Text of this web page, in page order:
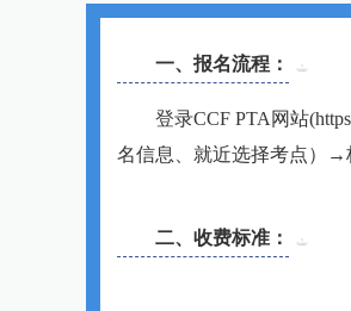
一、报名流程：
登录CCF PTA网站
名信息、就近选择考点）→
二、收费标准：